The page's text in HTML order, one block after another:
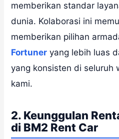
memberikan standar
dunia. Kolaborasi ini
memberikan pilihan
Fortuner yang lebih luas
yang konsisten di seluruh
kami.
2. Keunggulan
di BM2 Rent Car